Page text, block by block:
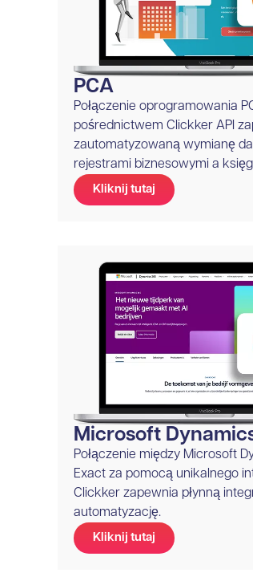
PCA
Połączenie oprogramowania
pośrednictwem Clickker API
zautomatyzowaną wymianę
rejestrami biznesowymi a
Kliknij tutaj
Microsoft
Połączenie między Microsoft
Exact za pomocą unikalnego
Clickker zapewnia płynną
automatyzację.
Kliknij tutaj